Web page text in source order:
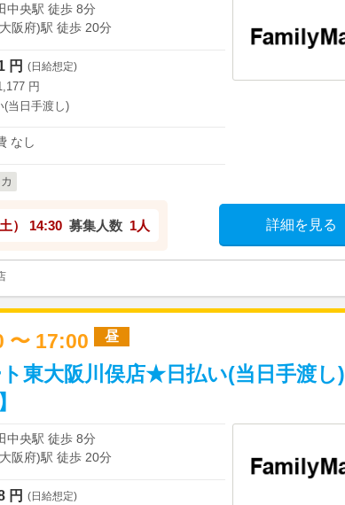
中央駅 徒歩 8分
阪府)駅 徒歩 20分
円 (日給想定)
円
(当日手渡し)
なし
） 14:30 募集人数 1人 詳細を見る
〜 17:00 昼
東大阪川俣店★日払い(当日手渡し)
中央駅 徒歩 8分
阪府)駅 徒歩 20分
円 (日給想定)